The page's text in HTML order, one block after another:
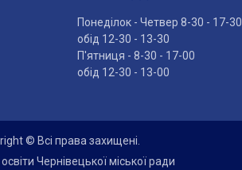
Понеділок - Четвер 8-30 - 17-30
обід 12-30 - 13-30
П'ятниця - 8-30 - 17-00
обід 12-30 - 13-00
© Всі права захищені.
Чернівецької міської ради